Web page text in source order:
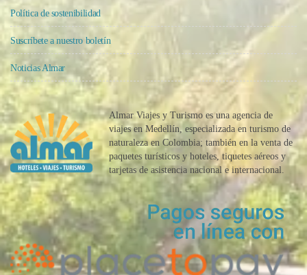
Política de sostenibilidad
Suscríbete a nuestro boletín
Noticias Almar
Almar Viajes y Turismo es una agencia de
viajes en Medellín, especializada en turismo de
naturaleza en Colombia; también en la venta de
paquetes turísticos y hoteles, tiquetes aéreos y
tarjetas de asistencia nacional e internacional.